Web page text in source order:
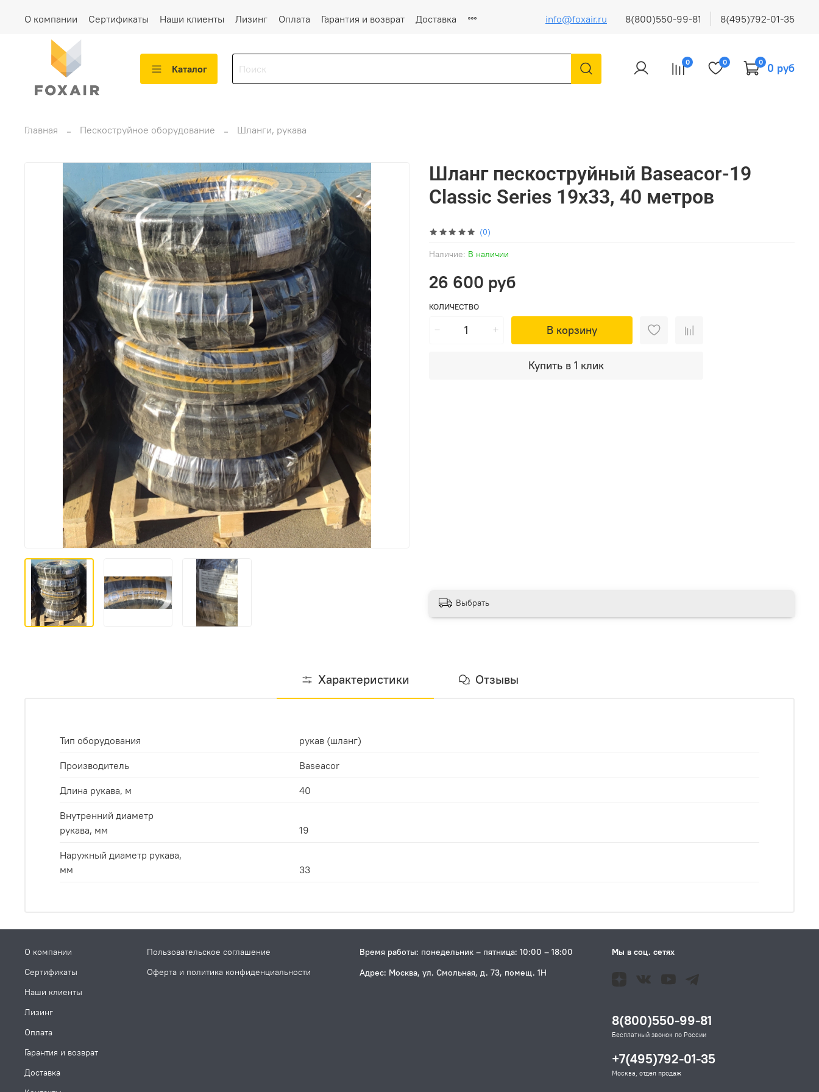
О компании Сертификаты Наши клиенты Лизинг Оплата Гарантия и возврат Доставка info@foxair.ru 8(800)550-99-81 8(495)792-01-35
Каталог
0 0 0 0 руб
Главная Пескоструйное оборудование Шланги, рукава
(0)
Наличие: В наличии
Шланг пескоструйный Baseacor-19
Classic Series 19x33, 40 метров
26 600 руб
КОЛИЧЕСТВО
В корзину
Купить в 1 клик
Выбрать
Характеристики Отзывы
Тип оборудования рукав (шланг)
Производитель Baseacor
Длина рукава, м 40
Внутренний диаметр
рукава, мм
19
Наружный диаметр рукава,
мм
33
О компании
Сертификаты
Наши клиенты
Лизинг
Оплата
Гарантия и возврат
Доставка
Пользовательское соглашение
Оферта и политика конфиденциальности
Время работы: понедельник – пятница: 10:00 – 18:00
Адрес: Москва, ул. Смольная, д. 73, помещ. 1Н
Мы в соц. сетях
8(800)550-99-81
Бесплатный звонок по России
+7(495)792-01-35
Москва, отдел продаж